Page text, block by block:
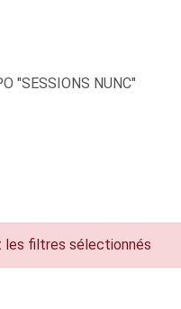
"SESSIONS NUNC"
les filtres sélectionnés